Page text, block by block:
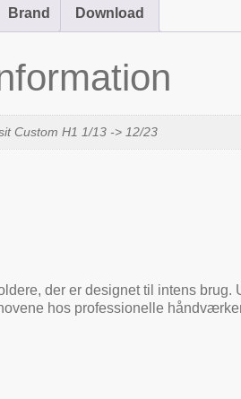
Brand Download
Custom H1 1/13 -> 12/23
der er designet til intens
hos professionelle